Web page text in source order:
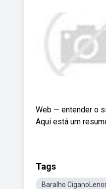
Web — entender o
Aqui está um
Tags
Baralho